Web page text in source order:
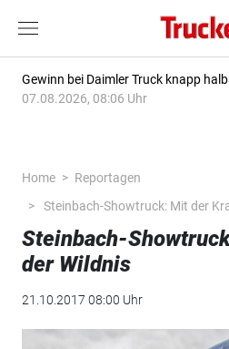
Gewinn bei Daimler Truck knapp
07.08.2026, 08:06 Uhr
Home
Reportagen
Steinbach-Showtruck: Mit der
Steinbach-
der Wildnis
21.10.2017 08:00 Uhr